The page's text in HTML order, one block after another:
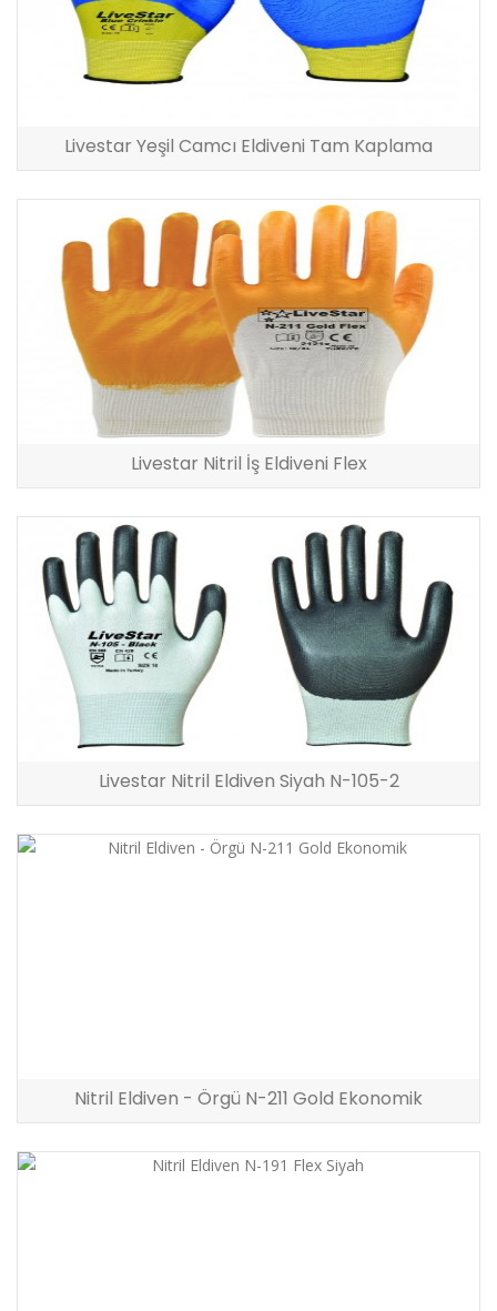
Livestar Yeşil Camcı Eldiveni Tam Kaplama
Livestar Nitril İş Eldiveni Flex
Livestar Nitril Eldiven Siyah N-105-2
Nitril Eldiven - Örgü N-211 Gold Ekonomik